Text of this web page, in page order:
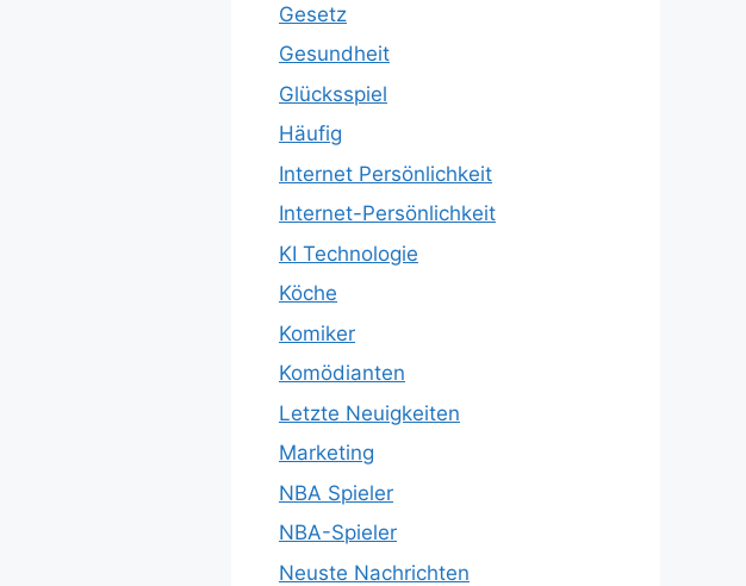
Gesetz
Gesundheit
Glücksspiel
Häufig
Internet Persönlichkeit
Internet-Persönlichkeit
KI Technologie
Köche
Komiker
Komödianten
Letzte Neuigkeiten
Marketing
NBA Spieler
NBA-Spieler
Neuste Nachrichten